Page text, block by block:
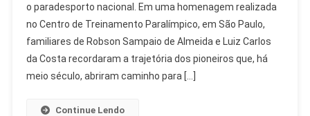
Medalha
Paralímpica
Do
Brasil
Celebrado
o paradesporto nacional. Em uma homenagem realizada
no Centro de Treinamento Paralímpico, em São Paulo,
familiares de Robson Sampaio de Almeida e Luiz Carlos
da Costa recordaram a trajetória dos pioneiros que, há
meio século, abriram caminho para […]
Continue Lendo